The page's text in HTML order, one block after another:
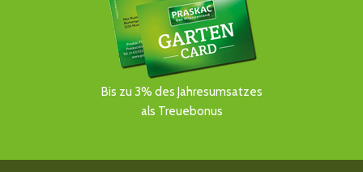
Bis zu 3% des Jahresumsatzes
als Treuebonus